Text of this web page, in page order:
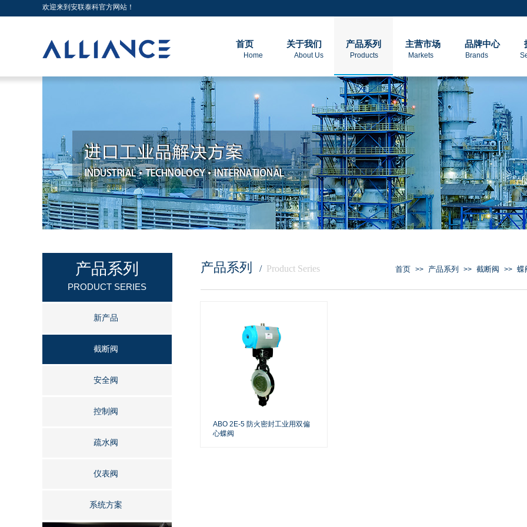
按钮文本
产品系列 产品系列 / Product Series 首页 >> 产品系列 >> 截断阀 >> 蝶
PRODUCT SERIES
ABO 2E-5 防火密封工业用双偏
心蝶阀
新产品
截断阀
安全阀
控制阀
疏水阀
仪表阀
系统方案
欢迎来到安联泰科官方网站！
Home About Us Products Markets Brands
首页 关于我们 产品系列 主营市场 品牌中心